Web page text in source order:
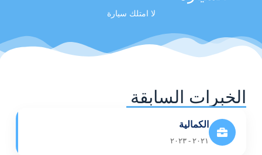
لا امتلك سيارة
الخبرات السابقة
الكمالية
٢٠٢١ - ٢٠٢٣